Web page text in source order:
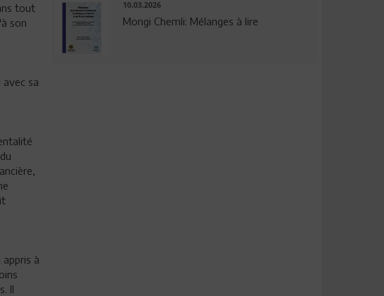
tout
son
sa
à
Il
10.03.2026
Mongi Chemli: Mélanges à lire